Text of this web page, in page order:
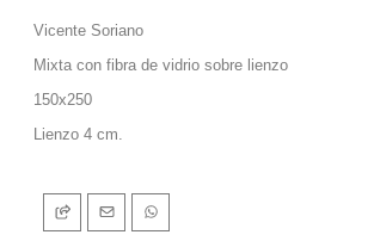
Vicente Soriano
Mixta con fibra de vidrio sobre lienzo
150x250
Lienzo 4 cm.